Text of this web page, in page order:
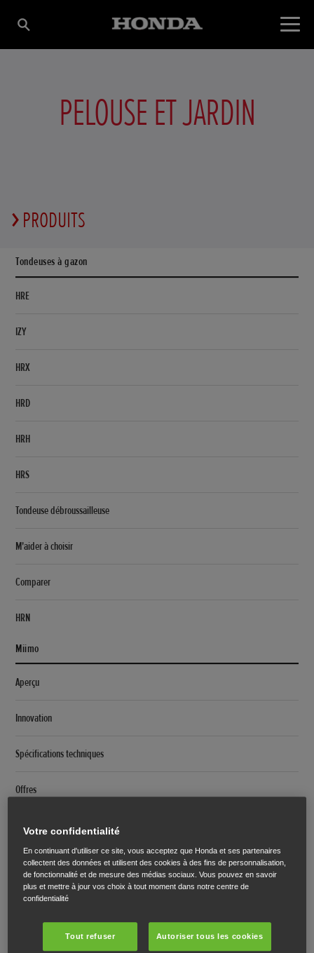
PELOUSE ET JARDIN
PRODUITS
Tondeuses à gazon
HRE
IZY
HRX
HRD
HRH
HRS
Tondeuse débroussailleuse
M'aider à choisir
Comparer
HRN
Miimo
Aperçu
Innovation
Spécifications techniques
Offres
Présentation
Multi Miimo
Caractéristiques
Votre confidentialité
En continuant d'utiliser ce site, vous acceptez que Honda et ses partenaires
collectent des données et utilisent des cookies à des fins de personnalisation,
de fonctionnalité et de mesure des médias sociaux. Vous pouvez en savoir
plus et mettre à jour vos choix à tout moment dans notre centre de
confidentialité
Tout refuser Autoriser tous les cookies